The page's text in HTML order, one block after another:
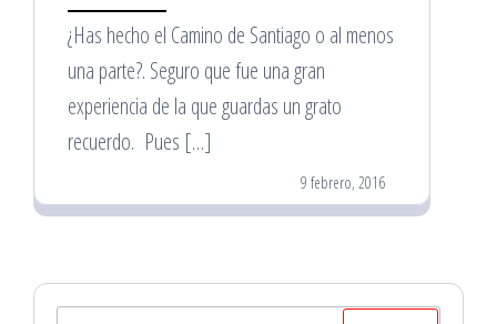
¿Has hecho el Camino de Santiago o al menos
una parte?. Seguro que fue una gran
experiencia de la que guardas un grato
recuerdo. Pues […]
9 febrero, 2016